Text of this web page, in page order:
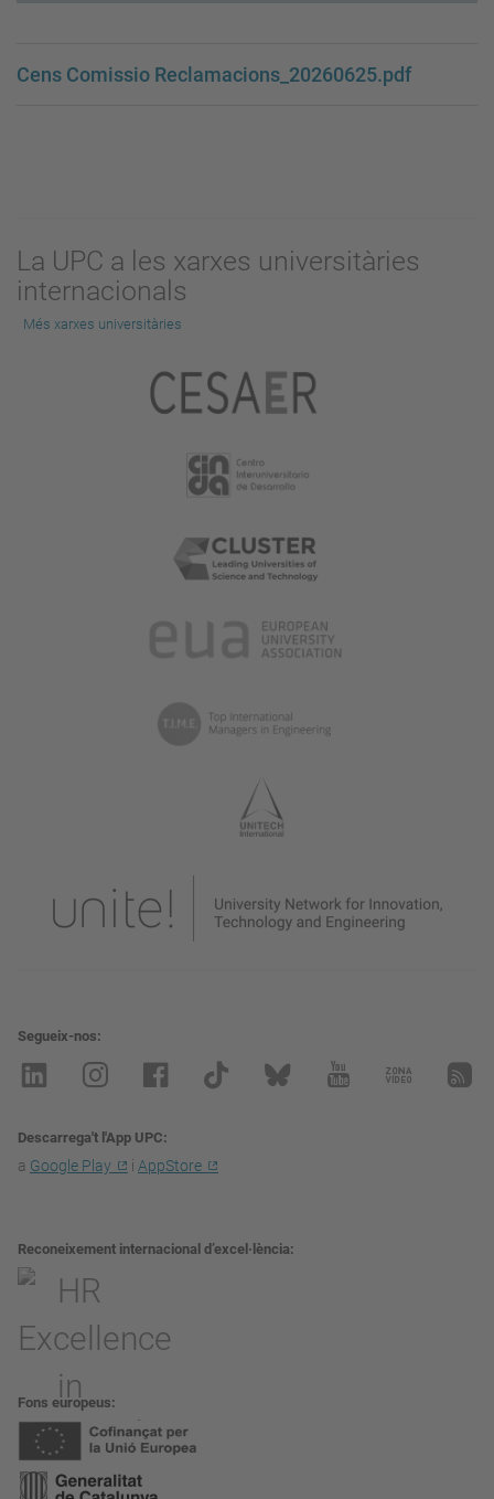
Cens Comissio Reclamacions_20260625.pdf
La UPC a les xarxes universitàries
internacionals
Més xarxes universitàries
Segueix-nos
Descarrega't l'App UPC
a Google Play i AppStore
Reconeixement internacional d’excel·lència
Fons europeus